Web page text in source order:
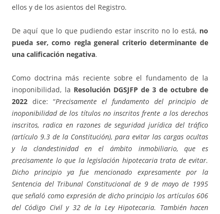
ellos y de los asientos del Registro.
De aquí que lo que pudiendo estar inscrito no lo está, no
pueda ser, como regla general criterio determinante de
una calificación negativa.
Como doctrina más reciente sobre el fundamento de la
inoponibilidad, la Resolución DGSJFP de 3 de octubre de
2022 dice: “Precisamente el fundamento del principio de
inoponibilidad de los títulos no inscritos frente a los derechos
inscritos, radica en razones de seguridad jurídica del tráfico
(artículo 9.3 de la Constitución), para evitar las cargas ocultas
y la clandestinidad en el ámbito inmobiliario, que es
precisamente lo que la legislación hipotecaria trata de evitar.
Dicho principio ya fue mencionado expresamente por la
Sentencia del Tribunal Constitucional de 9 de mayo de 1995
que señaló como expresión de dicho principio los artículos 606
del Código Civil y 32 de la Ley Hipotecaria. También hacen